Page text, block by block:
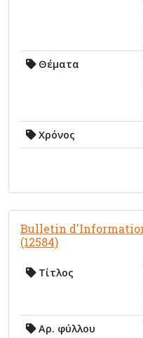
Θέματα
Χρόνος
Bulletin
(12584)
Τίτλος
Αρ. φύλλου